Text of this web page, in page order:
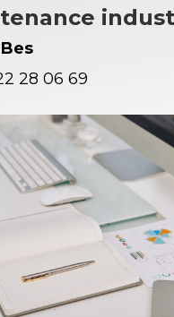
28 06 69